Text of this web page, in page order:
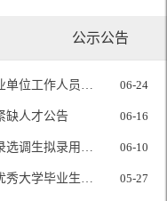
公示公告
06-24
缺人才公告 06-16
06-10
05-27